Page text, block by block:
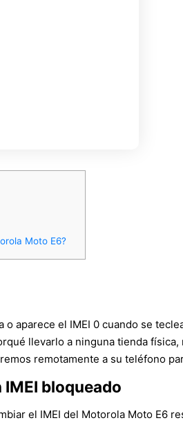
Moto E6?
o aparece el IMEI 0 cuando se
llevarlo a ninguna tienda
remotamente a su teléfono
bloqueado
el IMEI del Motorola Moto E6